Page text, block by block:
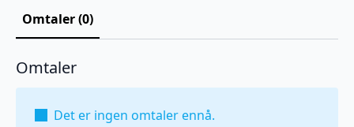
123
antall
Omtaler (0)
Omtaler
Det er ingen omtaler ennå.